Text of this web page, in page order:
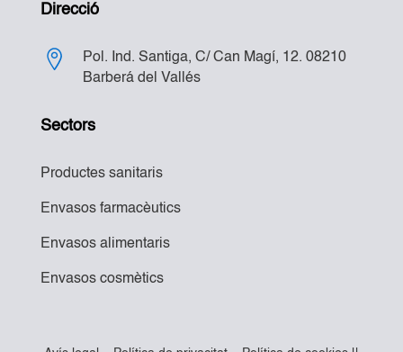
Direcció
Pol. Ind. Santiga, C/ Can Magí, 12. 08210
Barberá del Vallés
Sectors
Productes sanitaris
Envasos farmacèutics
Envasos alimentaris
Envasos cosmètics